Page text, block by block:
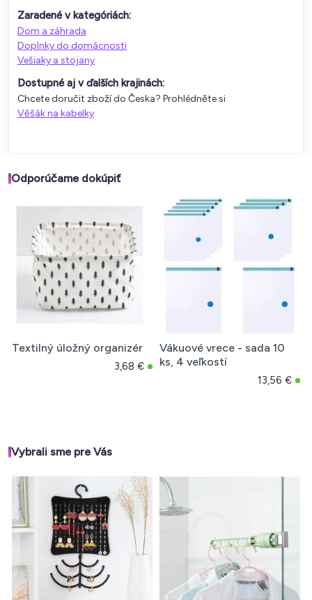
Zaradené v kategóriách:
Dom a záhrada
Doplnky do domácnosti
Vešiaky a stojany
Dostupné aj v ďalších krajinách:
Chcete doručit zboží do Česka? Prohlédněte si
Věšák na kabelky
Odporúčame dokúpiť
Textilný úložný organizér
3,68 €
Vákuové vrece - sada 10
ks, 4 veľkostí
13,56 €
Vybrali sme pre Vás